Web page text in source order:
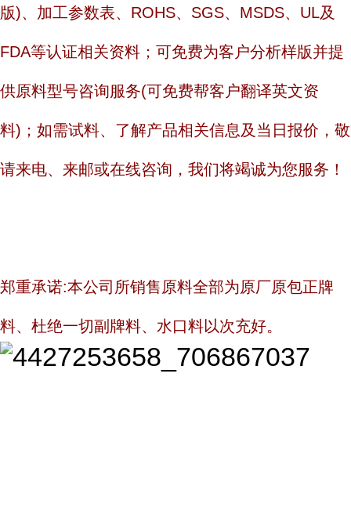
版)、加工参数表、ROHS、SGS、MSDS、UL及
FDA等认证相关资料；可免费为客户分析样版并提
供原料型号咨询服务(可免费帮客户翻译英文资
料)；如需试料、了解产品相关信息及当日报价，敬
请来电、来邮或在线咨询，我们将竭诚为您服务！
郑重承诺:本公司所销售原料全部为原厂原包正牌
料、杜绝一切副牌料、水口料以次充好。